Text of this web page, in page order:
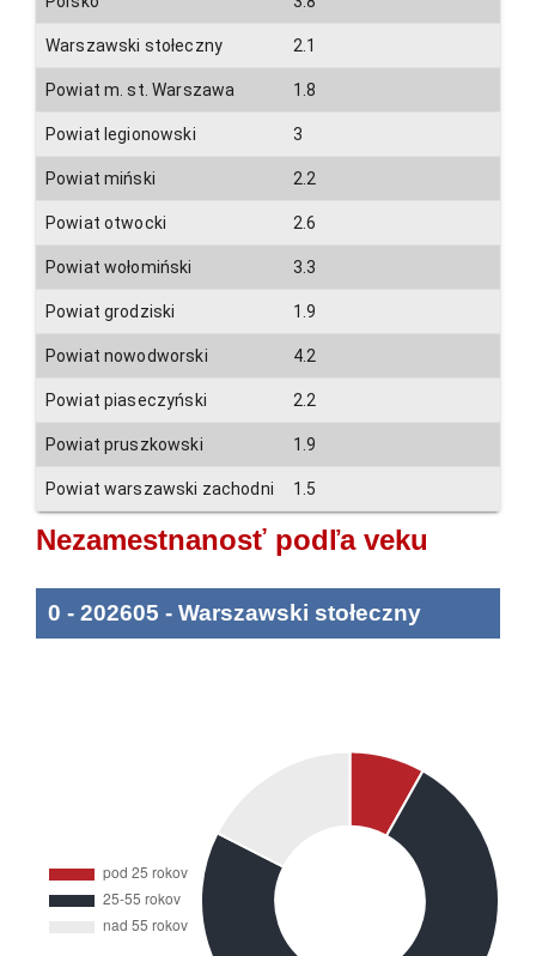
Warszawski stołeczny 2.1
Powiat m. st. Warszawa 1.8
Powiat legionowski 3
Powiat miński 2.2
Powiat otwocki 2.6
Powiat wołomiński 3.3
Powiat grodziski 1.9
Powiat nowodworski 4.2
Powiat piaseczyński 2.2
Powiat pruszkowski 1.9
Powiat warszawski zachodni 1.5
Nezamestnanosť podľa veku
0 - 202605 - Warszawski stołeczny